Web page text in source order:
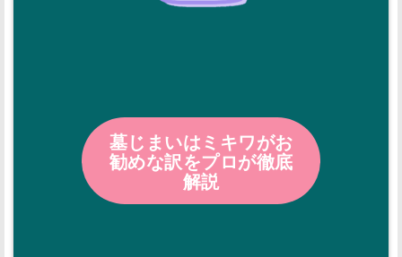
墓じまいはミキワがお
勧めな訳をプロが徹底
解説